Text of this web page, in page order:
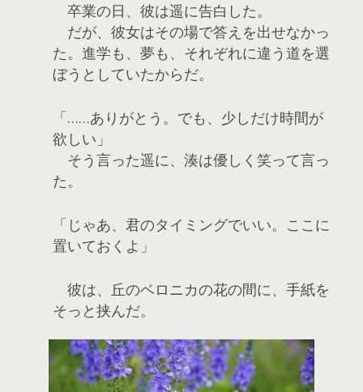
卒業の日、彼は遥に告白した。
だが、彼女はその場で答えを出せなかっ
た。進学も、夢も、それぞれに違う道を選
ぼうとしていたからだ。
「……ありがとう。でも、少しだけ時間が
欲しい」
そう言った遥に、湊は優しく笑って言っ
た。
「じゃあ、君のタイミングでいい。ここに
置いておくよ」
彼は、丘のベロニカの花の間に、手紙を
そっと挟んだ。